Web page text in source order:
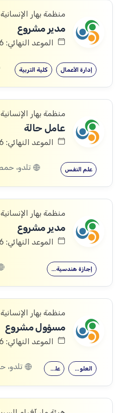
منظمة بهار الإنسانية
مدير مشروع
الموعد النهائي: 05/08/2026
كلية التربية إدارة الأعمال
منظمة بهار الإنسانية
عامل حالة
الموعد النهائي: 04/08/2026
علم النفس
منظمة بهار الإنسانية
مدير مشروع
الموعد النهائي: 04/08/2026
إجازة هندسية…
منظمة بهار الإنسانية
مسؤول مشروع
الموعد النهائي: 04/08/2026
علم النفس العلوم الاجتماعية